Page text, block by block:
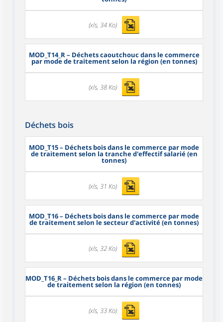
(xls, 34 Ko)
MOD_T14_R– Déchets caoutchouc dans le commerce
par mode de traitement selon la région (en tonnes)
(xls, 38 Ko)
Déchets bois
MOD_T15– Déchets bois dans le commerce par mode
de traitement selon la tranche d'effectif salarié (en
tonnes)
(xls, 31 Ko)
MOD_T16– Déchets bois dans le commerce par mode
de traitement selon le secteur d'activité (en tonnes)
(xls, 32 Ko)
MOD_T16_R– Déchets bois dans le commerce par mode
de traitement selon la région (en tonnes)
(xls, 33 Ko)